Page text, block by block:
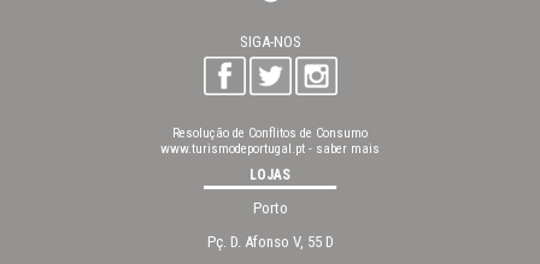
SIGA-NOS
Resolução de Conflitos de Consumo
www.turismodeportugal.pt - saber mais
LOJAS
Porto
Pç. D. Afonso V, 55 D